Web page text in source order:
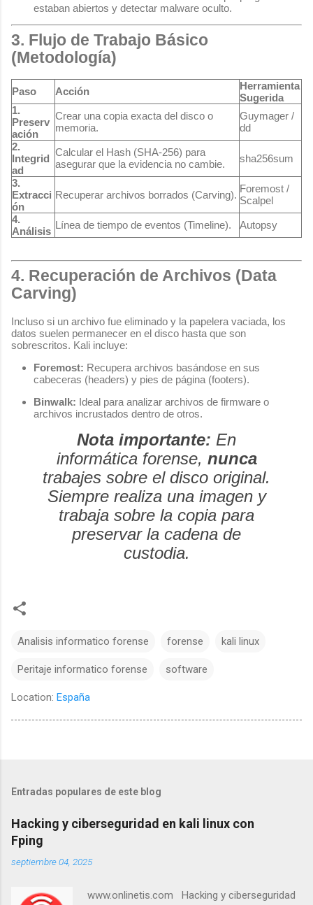
estaban abiertos y detectar malware oculto.
3. Flujo de Trabajo Básico
(Metodología)
Paso Acción
Herramienta
Sugerida
1.
Preserv
ación
Crear una copia exacta del disco o
memoria.
Guymager /
dd
2.
Integrid
ad
Calcular el Hash (SHA-256) para
asegurar que la evidencia no cambie.
sha256sum
3.
Extracci
ón
Recuperar archivos borrados (Carving).
Foremost /
Scalpel
4.
Análisis
Línea de tiempo de eventos (Timeline). Autopsy
4. Recuperación de Archivos (Data
Carving)
Incluso si un archivo fue eliminado y la papelera vaciada, los
datos suelen permanecer en el disco hasta que son
sobrescritos. Kali incluye:
Foremost: Recupera archivos basándose en sus
cabeceras (headers) y pies de página (footers).
Binwalk: Ideal para analizar archivos de firmware o
archivos incrustados dentro de otros.
Nota importante: En
informática forense, nunca
trabajes sobre el disco original.
Siempre realiza una imagen y
trabaja sobre la copia para
preservar la cadena de
custodia.
Analisis informatico forense forense kali linux
Peritaje informatico forense software
Location: España
Entradas populares de este blog
Hacking y ciberseguridad en kali linux con
Fping
septiembre 04, 2025
www.onlinetis.com Hacking y ciberseguridad